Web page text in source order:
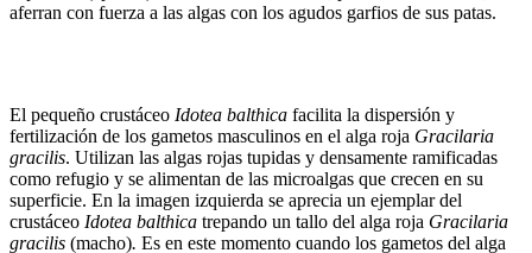
aferran con fuerza a las algas con los agudos garfios de sus patas.
El pequeño crustáceo Idotea balthica facilita la dispersión y
fertilización de los gametos masculinos en el alga roja Gracilaria
gracilis. Utilizan las algas rojas tupidas y densamente ramificadas
como refugio y se alimentan de las microalgas que crecen en su
superficie. ​​En la imagen izquierda se aprecia un ejemplar del
crustáceo Idotea balthica trepando un tallo del alga roja Gracilaria
gracilis (macho). Es en este momento cuando los gametos del alga